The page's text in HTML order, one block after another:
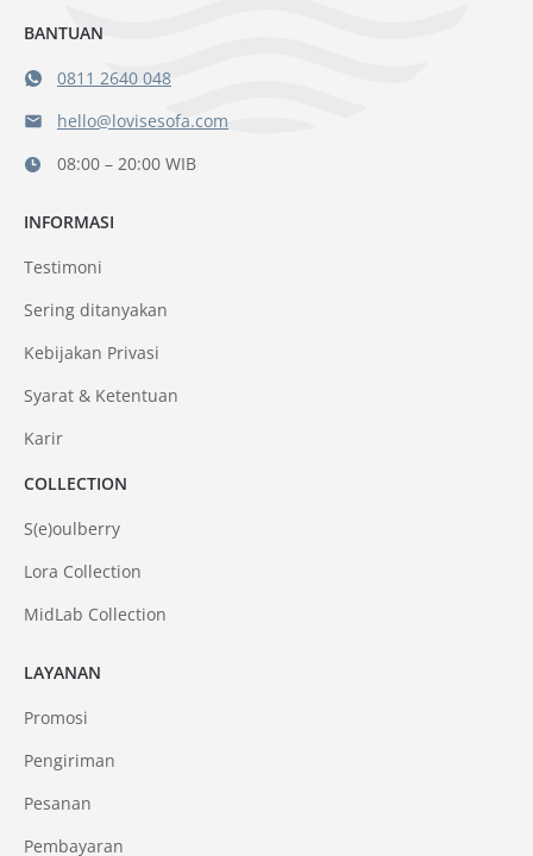
BANTUAN
0811 2640 048
hello@lovisesofa.com
08:00 – 20:00 WIB
LAYANAN
Promosi
Pengiriman
Pesanan
Pembayaran
INFORMASI
Testimoni
Sering ditanyakan
Kebijakan Privasi
Syarat & Ketentuan
Karir
COLLECTION
S(e)oulberry
Lora Collection
MidLab Collection